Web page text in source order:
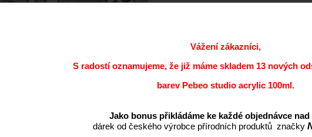
Dostupnost:
Záruka:
Vážení zákazníci,
S radostí oznamujeme, že již máme skladem 13 nových
barev Pebeo studio acrylic 100ml.
Jako bonus přikládáme ke každé objednávce nad
dárek od českého výrobce přírodních produktů značky